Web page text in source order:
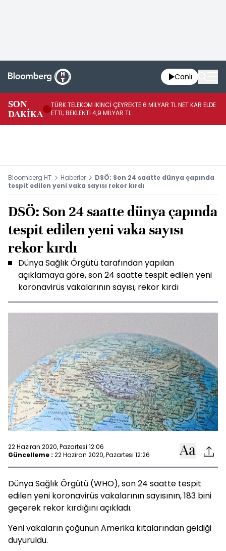
Canlı
SON
DAKİKA
TÜRK TELEKOM İKİNCİ ÇEYREKTE 6 MİLYAR TL NET KAR ELDE
ETTİ; BEKLENTİ 4,9 MİLYAR TL
Bloomberg HT Haberler
DSÖ: Son 24 saatte dünya çapında
tespit edilen yeni vaka sayısı rekor kırdı
DSÖ: Son 24 saatte dünya çapında
tespit edilen yeni vaka sayısı
rekor kırdı
Dünya Sağlık Örgütü tarafından yapılan
açıklamaya göre, son 24 saatte tespit edilen yeni
koronavirüs vakalarının sayısı, rekor kırdı
22 Haziran 2020, Pazartesi 12:06
Güncelleme : 22 Haziran 2020, Pazartesi 12:26
Dünya Sağlık Örgütü (WHO), son 24 saatte tespit
edilen yeni koronavirüs vakalarının sayısının, 183 bini
geçerek rekor kırdığını açıkladı.
Yeni vakaların çoğunun Amerika kıtalarından geldiği
duyuruldu.